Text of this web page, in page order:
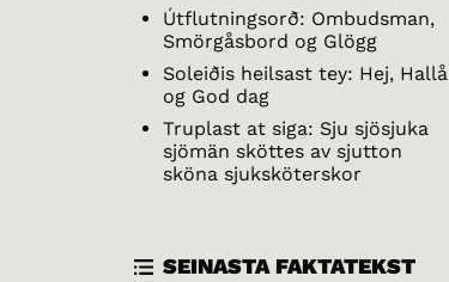
Útflutningsorð: Ombudsman,
Smörgåsbord og Glögg
Soleiðis heilsast tey: Hej, Hallå
og God dag
Truplast at siga: Sju sjösjuka
sjömän sköttes av sjutton
sköna sjuksköterskor
SEINASTA FAKTATEKST